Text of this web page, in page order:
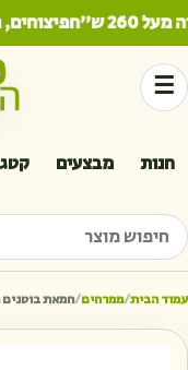
ש"ח פיצוחים,
☰
חנות מבצעים
חיפוש מוצר
עמוד הבית/ממרחים/חמאת בוטנים